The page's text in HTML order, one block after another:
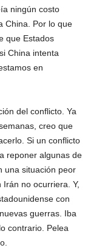
ningún costo
China. Por lo que
que Estados
China intenta
en
del conflicto. Ya
creo que
Si un conflicto
reponer algunas de
una situación peor
no ocurriera. Y,
con
guerras. Iba
contrario. Pelea